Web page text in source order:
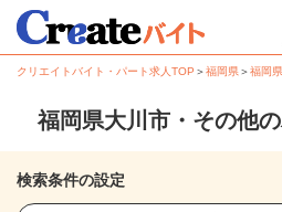
クリエイトバイト・パート求人TOP ＞福岡県＞福岡
福岡県大川市・その他
検索条件の設定